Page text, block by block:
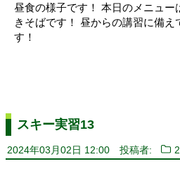
昼食の様子です！ 本日のメニュー
きそばです！ 昼からの講習に備え
す！
スキー実習13
2024年03月02日 12:00 投稿者: